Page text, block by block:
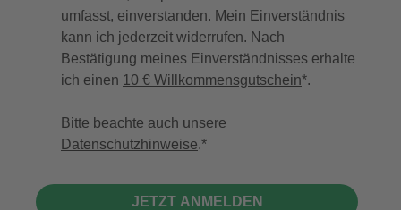
umfasst, einverstanden. Mein Einverständnis
kann ich jederzeit widerrufen. Nach
Bestätigung meines Einverständnisses erhalte
ich einen 10 € Willkommensgutschein*.
Bitte beachte auch unsere
Datenschutzhinweise.
JETZT ANMELDEN